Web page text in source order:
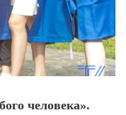
человека».